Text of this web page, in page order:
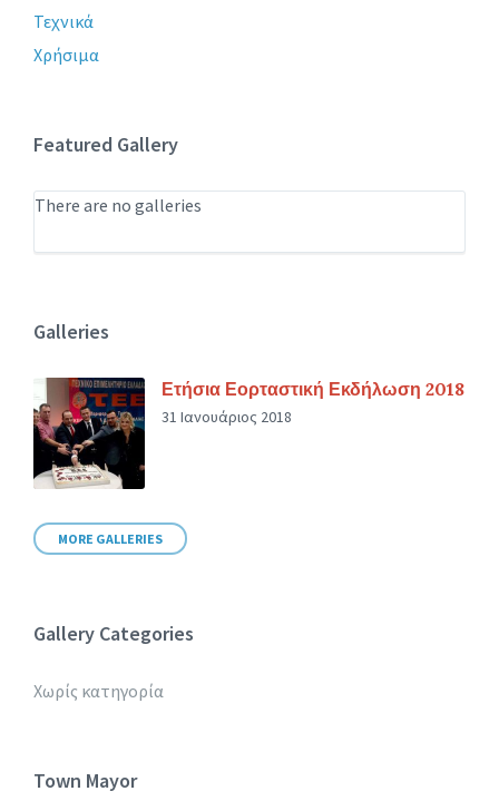
Τεχνικά
Χρήσιμα
Featured Gallery
There are no galleries
Galleries
Ετήσια Εορταστική Εκδήλωση 2018
31 Ιανουάριος 2018
MORE GALLERIES
Gallery Categories
Χωρίς κατηγορία
Town Mayor